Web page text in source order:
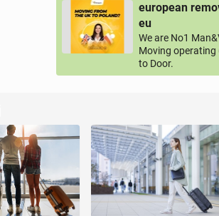
european
eu
We are No1
Moving operating
to Door.